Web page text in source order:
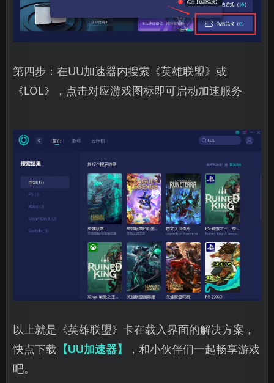
第四步：在UU加速器内搜索《英雄联盟》或
《LOL》，点击对应游戏图标即可启动加速服务
以上就是《英雄联盟》卡在载入界面的解决方案，
快点下载 【UU加速器】
，和小伙伴们一起畅享游戏
吧。